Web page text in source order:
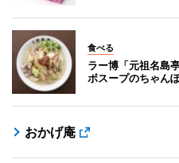
食べる
ラー博「元祖名島
ボスープのちゃん
おかげ庵